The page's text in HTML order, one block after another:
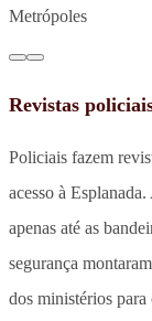
Metrópoles
Revistas
Policiais fazem
acesso à
apenas até as
segurança
dos ministérios